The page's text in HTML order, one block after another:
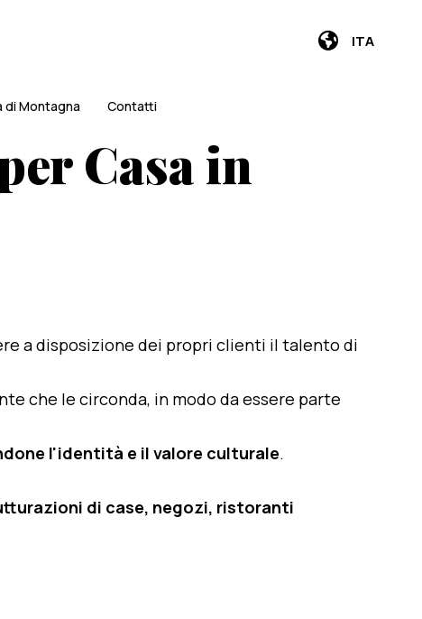
ITA
Montagna Contatti
Casa in
a disposizione dei propri clienti il talento di
che le circonda, in modo da essere parte
l'identità e il valore culturale.
di case, negozi, ristoranti